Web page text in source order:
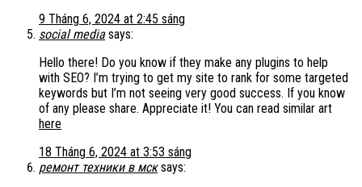
9 Tháng 6, 2024 at 2:45 sáng
social media says:
Hello there! Do you know if they make any plugins to help
with SEO? I’m trying to get my site to rank for some targeted
keywords but I’m not seeing very good success. If you know
of any please share. Appreciate it! You can read similar art
here
18 Tháng 6, 2024 at 3:53 sáng
ремонт техники в мск says: